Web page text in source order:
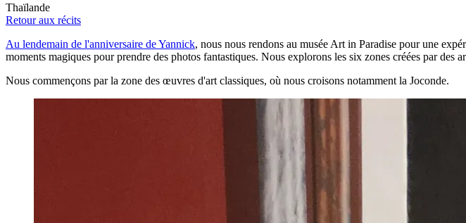
Thaïlande
Retour aux récits
Au lendemain de l'anniversaire de Yannick, nous nous rendons au musée Art in Paradise pour une
moments magiques pour prendre des photos fantastiques. Nous explorons les six zones créées par
Nous commençons par la zone des œuvres d'art classiques, où nous croisons notamment la Joconde.